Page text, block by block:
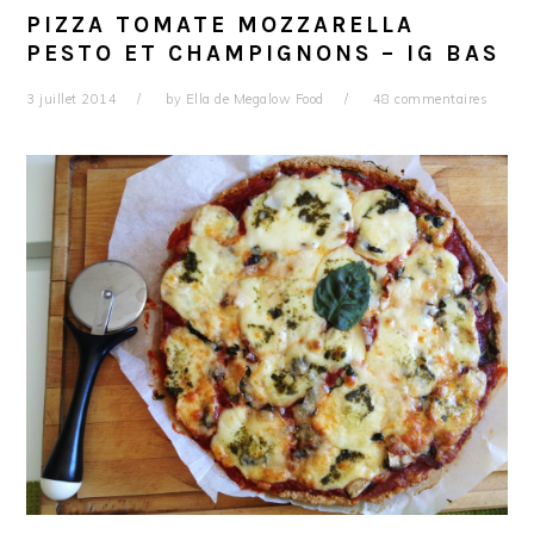
PIZZA TOMATE MOZZARELLA
PESTO ET CHAMPIGNONS – IG BAS
3 juillet 2014 by Ella de Megalow Food 48 commentaires